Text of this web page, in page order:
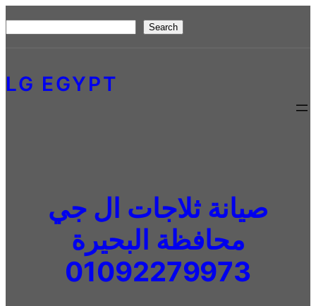
to
r
Search
LG EGYPT
صيانة ثلاجات ال جي
محافظة البحيرة
01092279973